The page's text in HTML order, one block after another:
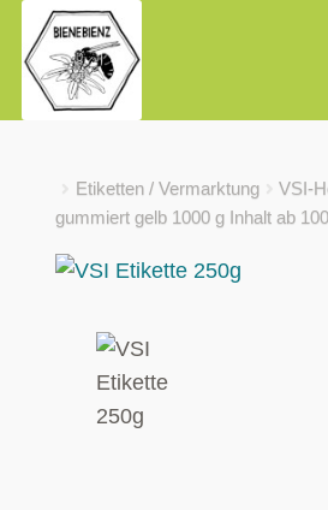
Navigation
springen
Inhalt
springen
Shop
Etiketten / Vermarktung
VSI-
gummiert gelb 1000 g Inhalt ab